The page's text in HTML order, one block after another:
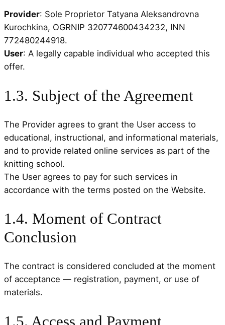
Provider: Sole Proprietor Tatyana Aleksandrovna
Kurochkina, OGRNIP 320774600434232, INN
772480244918.
User: A legally capable individual who accepted this
offer.
1.3. Subject of the Agreement
The Provider agrees to grant the User access to
educational, instructional, and informational materials,
and to provide related online services as part of the
knitting school.
The User agrees to pay for such services in
accordance with the terms posted on the Website.
1.4. Moment of Contract
Conclusion
The contract is considered concluded at the moment
of acceptance — registration, payment, or use of
materials.
1.5. Access and Payment